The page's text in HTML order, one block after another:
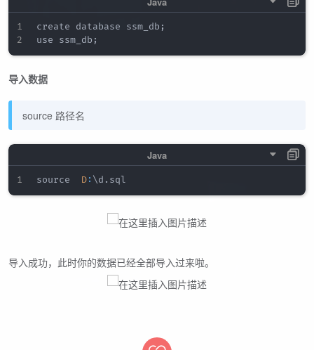
create database ssm_db ;
use ssm_db ;
导入数据
source 路径名
source D: \d .
导入成功，此时你的数据已经全部导入过来啦。